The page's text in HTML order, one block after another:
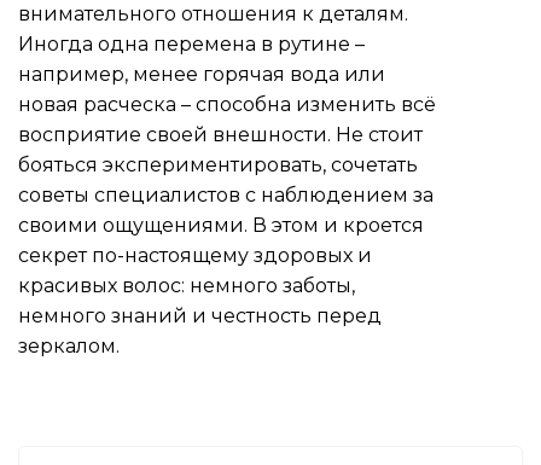
внимательного отношения к деталям.
Иногда одна перемена в рутине –
например, менее горячая вода или
новая расческа – способна изменить всё
восприятие своей внешности. Не стоит
бояться экспериментировать, сочетать
советы специалистов с наблюдением за
своими ощущениями. В этом и кроется
секрет по-настоящему здоровых и
красивых волос: немного заботы,
немного знаний и честность перед
зеркалом.